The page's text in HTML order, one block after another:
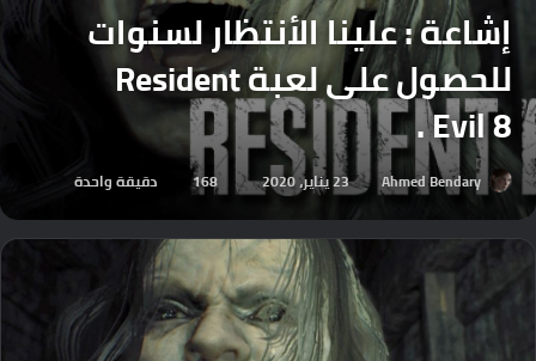
إشاعة : علينا الأنتظار لسنوات
للحصول على لعبة Resident
Evil 8 .
Ahmed Bendary 23 يناير، 2020 168 دقيقة واحدة